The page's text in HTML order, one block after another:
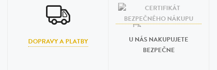
DOPRAVY A PLATBY
U NÁS NAKUPUJETE
BEZPEČNE